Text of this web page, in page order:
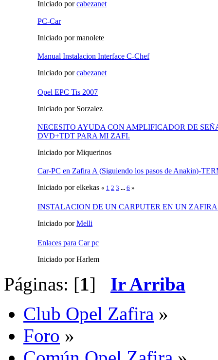
Iniciado porcabezanet
PC-Car
Iniciado por manolete
Manual Instalacion Interface C-Chef
Iniciado porcabezanet
Opel EPC Tis 2007
Iniciado por Sorzalez
NECESITO AYUDA CON AMPLIFICADOR DE
DVD+TDT PARA MI ZAFI.
Iniciado por Miquerinos
Car-PC en Zafira A (Siguiendo los pasos de Anakin)-
Iniciado por elkekas « 1 2 3 ... 6 »
INSTALACION DE UN CARPUTER EN UN
Iniciado porMelli
Enlaces para Car pc
Iniciado por Harlem
Páginas: [1] Ir Arriba
Club Opel Zafira »
Foro »